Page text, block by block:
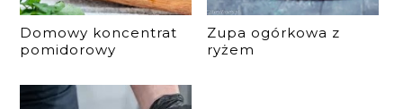
Domowy koncentrat
pomidorowy
Zupa ogórkowa z
ryżem